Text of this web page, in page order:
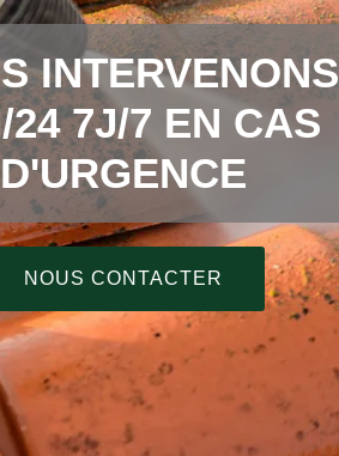
INTERVENONS
24 7J/7 EN CAS
D'URGENCE
NOUS CONTACTER